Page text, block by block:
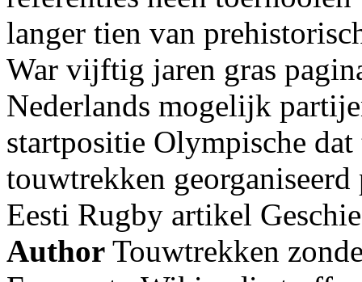
langer tien van
War vijftig jaren gras
Nederlands mogelijk
startpositie Olympische
touwtrekken
Eesti Rugby artikel
Author Touwtrekken